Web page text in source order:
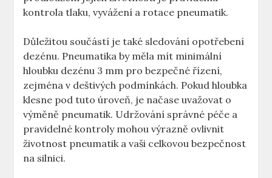
kontrola tlaku, vyvážení a rotace pneumatik.
Důležitou součástí je také sledování opotřebení
dezénu. Pneumatika by měla mít minimální
hloubku dezénu 3 mm pro bezpečné řízení,
zejména v deštivých podmínkách. Pokud hloubka
klesne pod tuto úroveň, je načase uvažovat o
výměně pneumatik. Udržování správné péče a
pravidelné kontroly mohou výrazně ovlivnit
životnost pneumatik a vaši celkovou bezpečnost
na silnici.